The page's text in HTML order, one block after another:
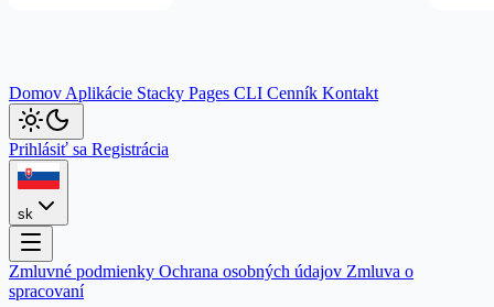
Domov Aplikácie Stacky Pages CLI Cenník Kontakt
Prihlásiť sa Registrácia
sk
Zmluvné podmienky Ochrana osobných údajov Zmluva o
spracovaní